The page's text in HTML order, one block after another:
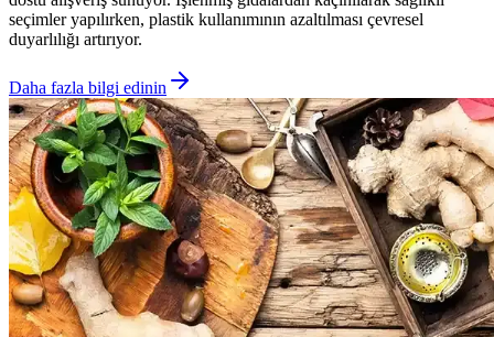
seçimler yapılırken, plastik kullanımının azaltılması çevresel
duyarlılığı artırıyor.
Daha fazla bilgi edinin